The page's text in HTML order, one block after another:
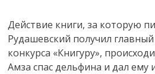
Действие книги, за которую
Рудашевский получил
конкурса «Книгуру»,
Амза спас дельфина и дал ему